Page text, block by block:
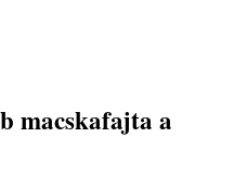
macskafajta a